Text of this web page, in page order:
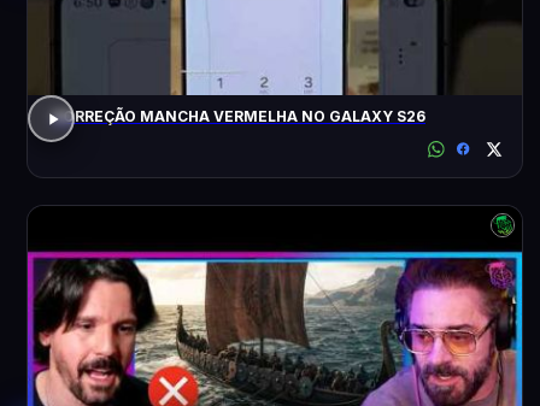
CORREÇÃO MANCHA VERMELHA NO GALAXY S26